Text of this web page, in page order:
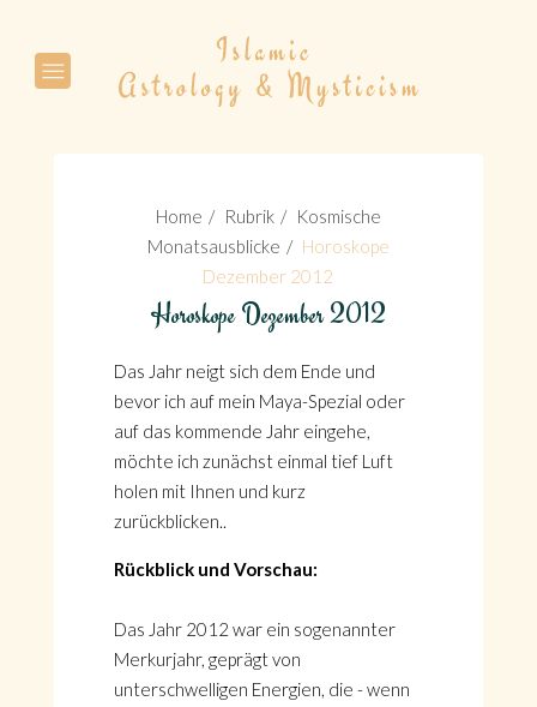
Home Rubrik
Kosmische
Monatsausblicke
Horoskope
Dezember 2012
Horoskope Dezember 2012
Das Jahr neigt sich dem Ende und
bevor ich auf mein Maya-Spezial oder
auf das kommende Jahr eingehe,
möchte ich zunächst einmal tief Luft
holen mit Ihnen und kurz
zurückblicken..
Rückblick und Vorschau:
Das Jahr 2012 war ein sogenannter
Merkurjahr, geprägt von
unterschwelligen Energien, die - wenn